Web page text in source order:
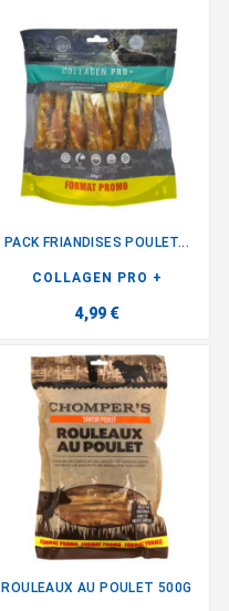
PACK FRIANDISES POULET...
COLLAGEN PRO +
4,99 €
ROULEAUX AU POULET 500G